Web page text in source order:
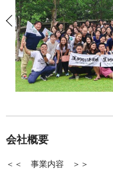
会社概要
＜＜　事業内容　＞＞